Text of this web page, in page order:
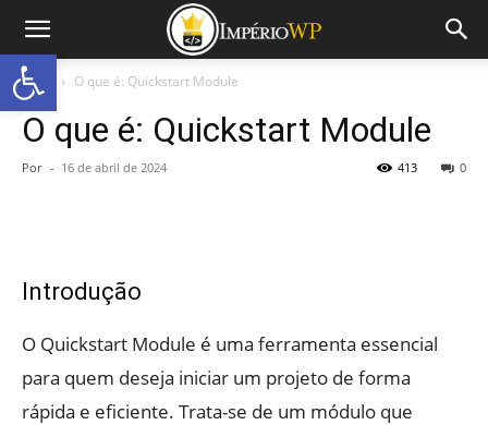
Início O que é: Quickstart Module
O que é: Quickstart Module
Por - 16 de abril de 2024 0
413
Introdução
O Quickstart Module é uma ferramenta essencial
para quem deseja iniciar um projeto de forma
rápida e eficiente. Trata-se de um módulo que
Abrir a barra de ferramentas